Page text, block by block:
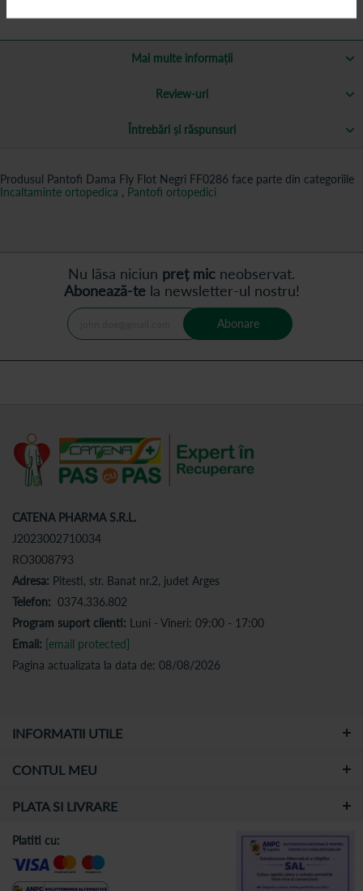
Mai multe informații
Review-uri
Întrebări și răspunsuri
Produsul Pantofi Dama Fly Flot Negri FF0286 face parte din categoriile
Incaltaminte ortopedica , Pantofi ortopedici
Nu lăsa niciun preț mic neobservat.
Abonează-tela newsletter-ul nostru!
Abonare
CATENA PHARMA S.R.L.
J2023002710034
RO3008793
Adresa: Pitesti, str. Banat nr.2, judet Arges
Telefon: 0374.336.802
Program suport clienti: Luni - Vineri: 09:00 - 17:00
Email: [email protected]
Pagina actualizata la data de: 08/08/2026
INFORMATII UTILE
CONTUL MEU
PLATA SI LIVRARE
Platiti cu: